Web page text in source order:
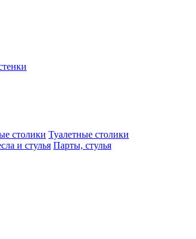
столики Туалетные столики
и стулья Парты, стулья